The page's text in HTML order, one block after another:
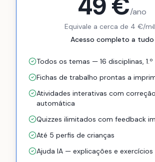
/ano
Equivale a cerca de 4 €/
Acesso completo a tudo
Todos os temas — 16 disciplinas,
Fichas de trabalho prontas a
Atividades interativas com correção
automática
Quizzes ilimitados com feedback
Até 5 perfis de crianças
Ajuda IA — explicações e exercícios